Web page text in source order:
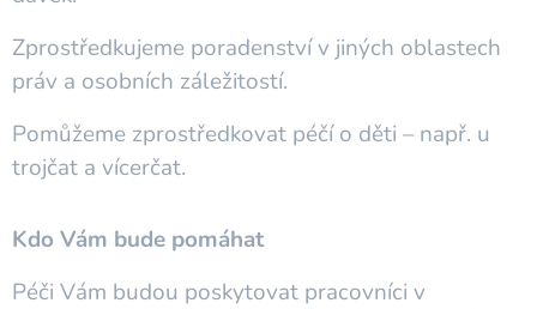
Zprostředkujeme poradenství v jiných oblastech
práv a osobních záležitostí.
Pomůžeme zprostředkovat péčí o děti – např. u
trojčat a vícerčat.
Kdo Vám bude pomáhat
Péči Vám budou poskytovat pracovníci v